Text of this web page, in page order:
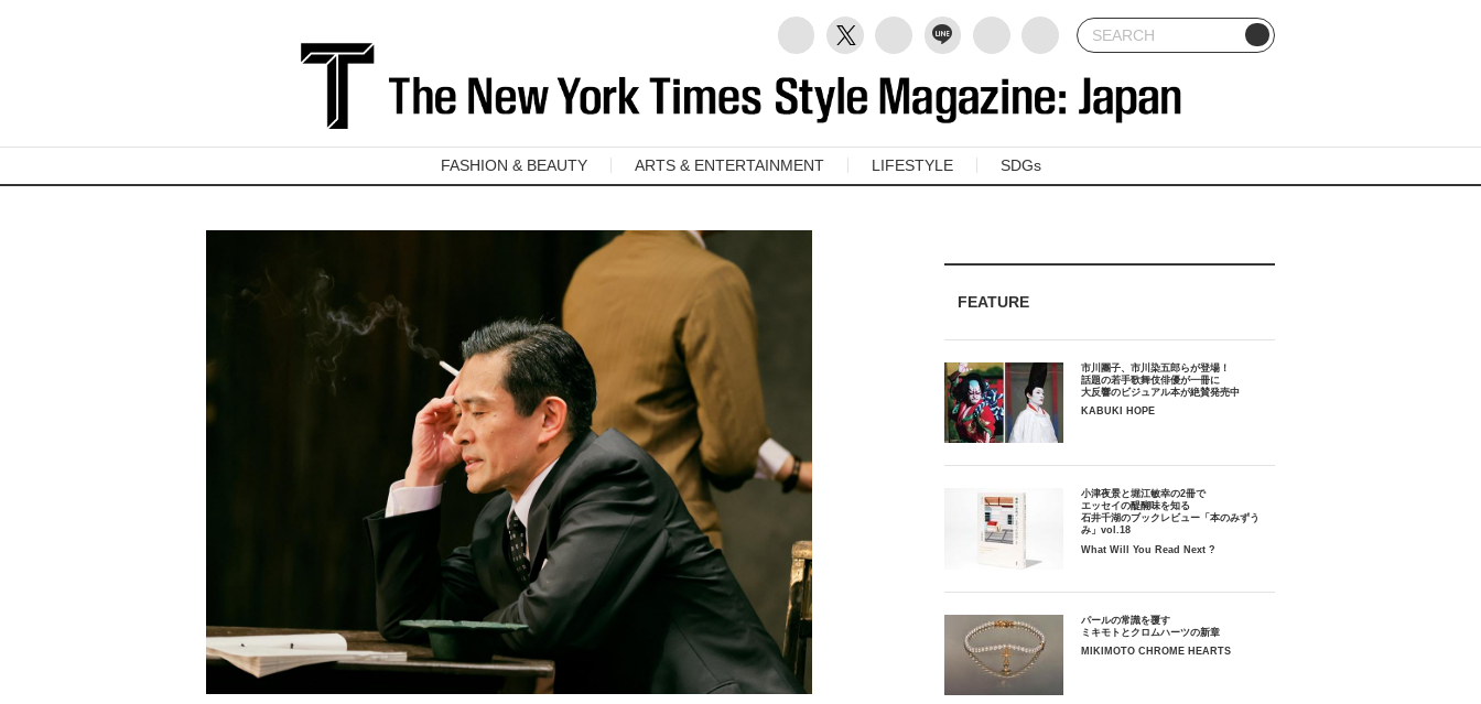
FASHION & BEAUTY ARTS & ENTERTAINMENT LIFESTYLE SDGs
FEATURE
市川團子、市川染五郎らが登場！
話題の若手歌舞伎俳優が一冊に
大反響のビジュアル本が絶賛発売中
KABUKI HOPE
小津夜景と堀江敏幸の2冊で
エッセイの醍醐味を知る
石井千湖のブックレビュー「本のみずう
み」vol.18
What Will You Read Next ?
パールの常識を覆す
ミキモトとクロムハーツの新章
MIKIMOTO CHROME HEARTS